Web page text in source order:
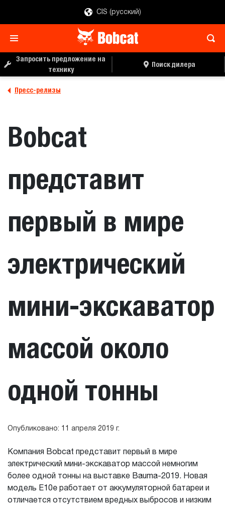
CIS (русский)
Запросить предложение на
технику
Поиск дилера
Пресс-релизы
Bobcat
представит
первый в мире
электрический
мини-экскаватор
массой около
одной тонны
Опубликовано: 11 апреля 2019 г.
Компания Bobcat представит первый в мире
электрический мини-экскаватор массой немногим
более одной тонны на выставке Bauma-2019. Новая
модель E10e работает от аккумуляторной батареи и
отличается отсутствием вредных выбросов и низким